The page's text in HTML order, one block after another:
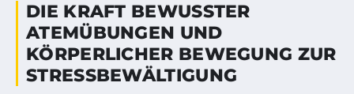
DIE KRAFT BEWUSSTER
ATEMÜBUNGEN UND
KÖRPERLICHER BEWEGUNG ZUR
STRESSBEWÄLTIGUNG